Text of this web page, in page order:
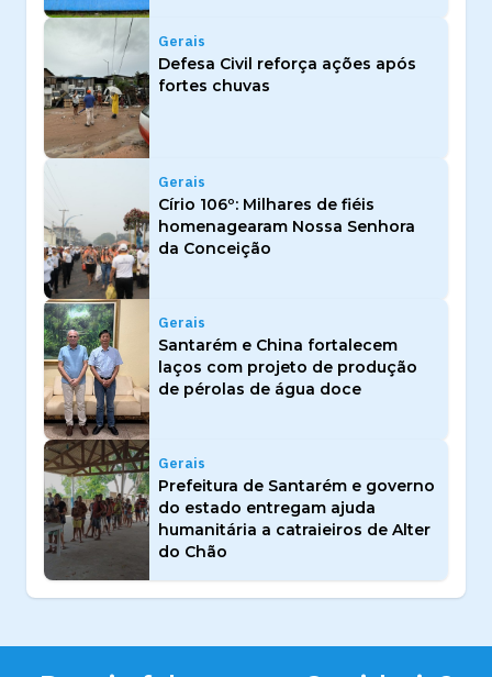
Gerais
Defesa Civil reforça ações após
fortes chuvas
Gerais
Círio 106º: Milhares de fiéis
homenagearam Nossa Senhora
da Conceição
Gerais
Santarém e China fortalecem
laços com projeto de produção
de pérolas de água doce
Gerais
Prefeitura de Santarém e governo
do estado entregam ajuda
humanitária a catraieiros de Alter
do Chão